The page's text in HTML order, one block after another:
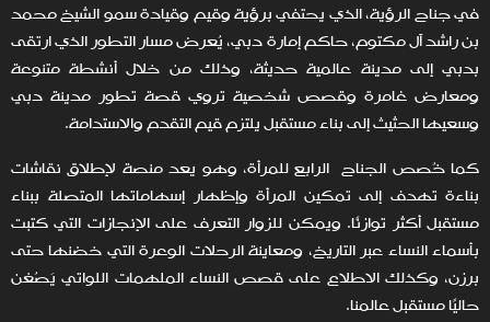
في جناح الرؤية، الذي يحتفي برؤية وقيم وقيادة سمو الشيخ محمد
بن راشد آل مكتوم، حاكم إمارة دبي، يُعرض مسار التطور الذي ارتقى
بدبي إلى مدينة عالمية حديثة، وذلك من خلال أنشطة متنوعة
ومعارض غامرة وقصص شخصية تروي قصة تطور مدينة دبي
وسعيها الحثيث إلى بناء مستقبل يلتزم قيم التقدم والاستدامة.
كما خُصص الجناح الرابع للمرأة، وهو يعد منصة لإطلاق نقاشات
بناءة تهدف إلى تمكين المرأة وإظهار إسهاماتها المتصلة ببناء
مستقبل أكثر توازنًا. ويمكن للزوار التعرف على الإنجازات التي كتبت
بأسماء النساء عبر التاريخ، ومعاينة الرحلات الوعرة التي خضنها حتى
برزن، وكذلك الاطلاع على قصص النساء الملهمات اللواتي يَصُغن
حاليًا مستقبل عالمنا.